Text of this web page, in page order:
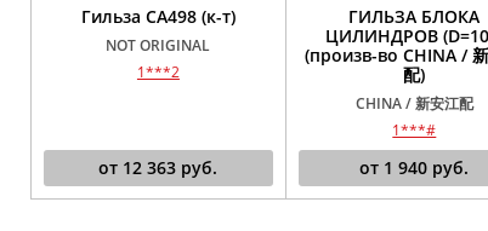
Гильза CA498 (к-т)
NOT ORIGINAL
1***2
от 12 363 руб.
ГИЛЬЗА БЛОКА
ЦИЛИНДРОВ
(произв-во CHINA /
配)
CHINA / 新安江配
1***#
от 1 940 руб.